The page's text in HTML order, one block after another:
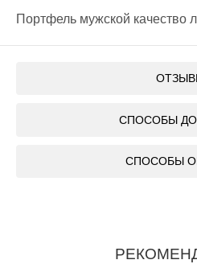
Портфель мужской качество
СПОСОБЫ
СПОСОБЫ